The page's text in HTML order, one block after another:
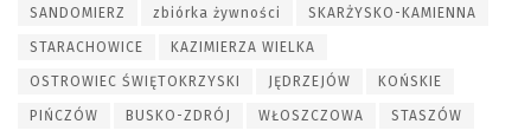
SANDOMIERZ zbiórka żywności SKARŻYSKO-KAMIENNA
STARACHOWICE KAZIMIERZA WIELKA
OSTROWIEC ŚWIĘTOKRZYSKI JĘDRZEJÓW KOŃSKIE
PIŃCZÓW BUSKO-ZDRÓJ WŁOSZCZOWA STASZÓW